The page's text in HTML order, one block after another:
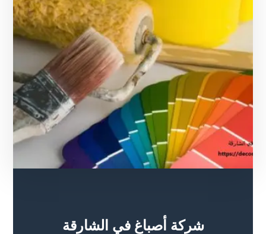
شركة أصباغ في الشارقة